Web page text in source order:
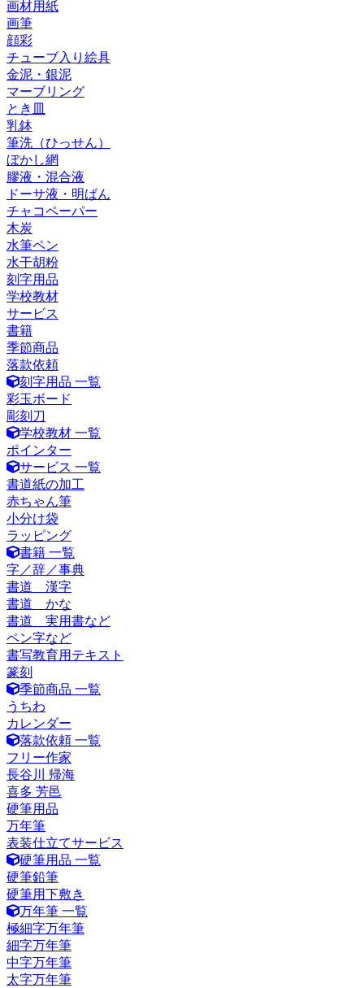
画材用紙
画筆
顔彩
チューブ入り絵具
金泥・銀泥
マーブリング
とき皿
乳鉢
筆洗（ひっせん）
ぼかし網
膠液・混合液
ドーサ液・明ばん
チャコペーパー
木炭
水筆ペン
水干胡粉
刻字用品
学校教材
サービス
書籍
季節商品
落款依頼
刻字用品 一覧
彩玉ボード
彫刻刀
学校教材 一覧
ポインター
サービス 一覧
書道紙の加工
赤ちゃん筆
小分け袋
ラッピング
書籍 一覧
字／辞／事典
書道 漢字
書道 かな
書道 実用書など
ペン字など
書写教育用テキスト
篆刻
季節商品 一覧
うちわ
カレンダー
落款依頼 一覧
フリー作家
長谷川 帰海
喜多 芳邑
硬筆用品
万年筆
表装仕立てサービス
硬筆用品 一覧
硬筆鉛筆
硬筆用下敷き
万年筆 一覧
極細字万年筆
細字万年筆
中字万年筆
太字万年筆